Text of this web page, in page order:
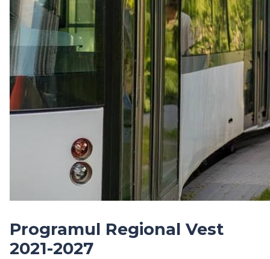
Programul Regional Vest
2021-2027